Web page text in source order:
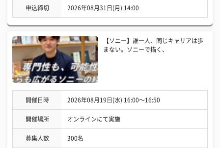
申込締切 2026年08月31日(月) 14:00
【ソニー】誰一人、同じキャリアは歩
まない。ソニーで描く、
開催日時 2026年08月19日(水) 16:00〜16:50
開催場所 オンラインにて実施
募集人数 300名